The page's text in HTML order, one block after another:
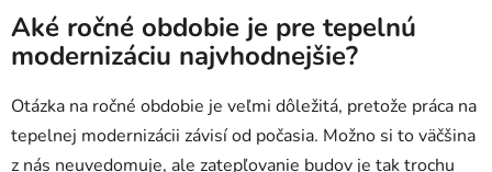
Aké ročné obdobie je pre tepelnú
modernizáciu najvhodnejšie?
Otázka na ročné obdobie je veľmi dôležitá, pretože práca na
tepelnej modernizácii závisí od počasia. Možno si to väčšina
z nás neuvedomuje, ale zatepľovanie budov je tak trochu